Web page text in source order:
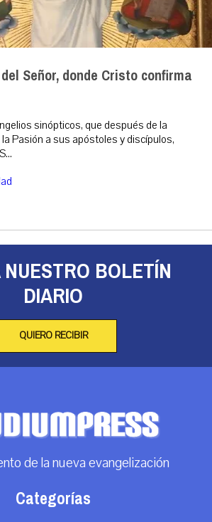
Señor, donde Cristo confirma
sinópticos, que después de la
Pasión a sus apóstoles y discípulos,
BOLETÍN
DIARIO
QUIERO RECIBIR
de la nueva evangelización
Categorías